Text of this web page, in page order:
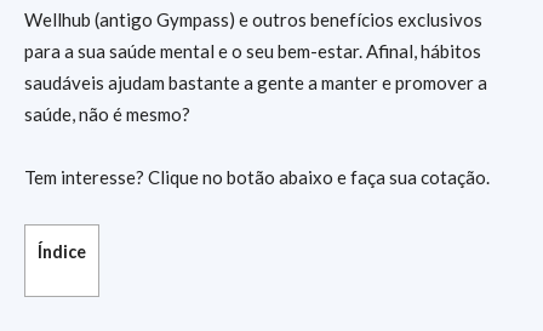
Wellhub (antigo Gympass) e outros benefícios exclusivos
para a sua saúde mental e o seu bem-estar. Afinal, hábitos
saudáveis ajudam bastante a gente a manter e promover a
saúde, não é mesmo?
Tem interesse? Clique no botão abaixo e faça sua cotação.
Índice